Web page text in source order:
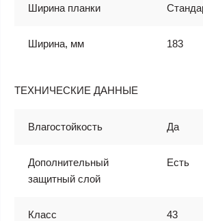
Ширина планки
Ширина, мм 183
ТЕХНИЧЕСКИЕ ДАННЫЕ
Влагостойкость Да
Дополнительный
защитный слой
Есть
Класс 43